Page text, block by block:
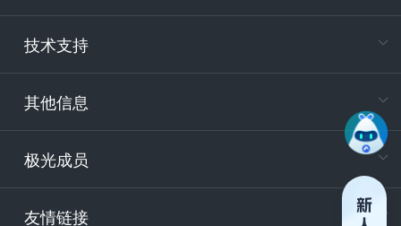
技术支持
其他信息
极光成员
友情链接
电
400-
技
安